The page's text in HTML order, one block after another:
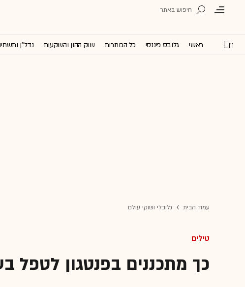
ראשי גלובס פיננסי כל הכותרות שוק ההון והשקעות נדל''ן
עמוד הבית גלובלי ושוקי עולם
טילים
כך מתכננים בפנטגון לטפל